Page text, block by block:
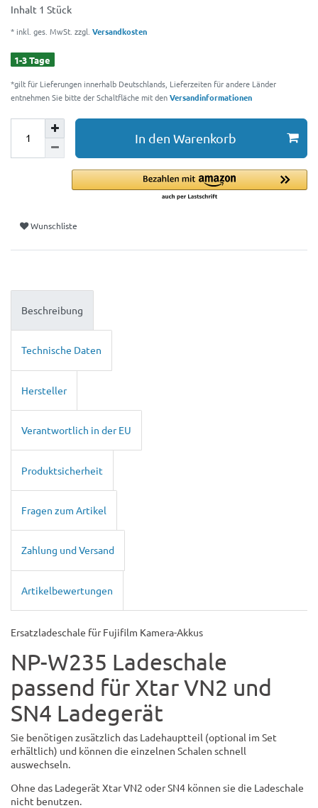
Inhalt 1 Stück
* inkl. ges. MwSt. zzgl. Versandkosten
1-3 Tage
*gilt für Lieferungen innerhalb Deutschlands, Lieferzeiten für andere Länder
entnehmen Sie bitte der Schaltfläche mit denVersandinformationen
In den Warenkorb
Wunschliste
Beschreibung
Technische Daten
Hersteller
Verantwortlich in der EU
Produktsicherheit
Fragen zum Artikel
Zahlung und Versand
Artikelbewertungen
Ersatzladeschale für Fujifilm Kamera-Akkus
NP-W235 Ladeschale
passend für Xtar VN2 und
SN4 Ladegerät
Sie benötigen zusätzlich das Ladehauptteil (optional im Set
erhältlich) und können die einzelnen Schalen schnell
auswechseln.
Ohne das Ladegerät Xtar VN2 oder SN4 können sie die Ladeschale
nicht benutzen.